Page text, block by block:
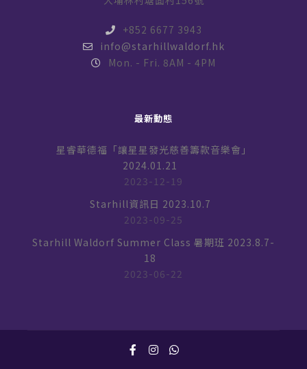
+852 6677 3943
info@starhillwaldorf.hk
Mon. - Fri. 8AM - 4PM
最新動態
星睿華德福「讓星星發光慈善籌款音樂會」
2024.01.21
2023-12-19
Starhill資訊日 2023.10.7
2023-09-25
Starhill Waldorf Summer Class 暑期班 2023.8.7-
18
2023-06-22